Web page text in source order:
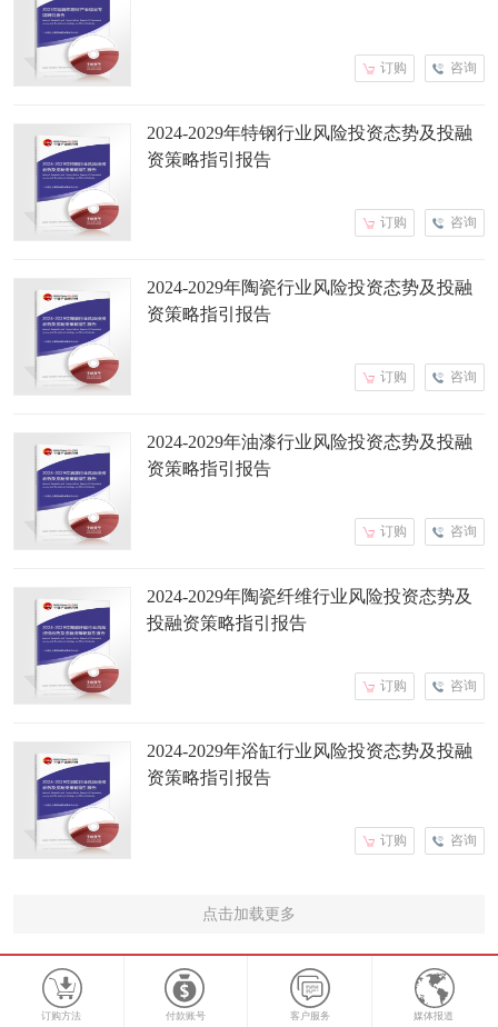
咨询
订购
2024-2029年特钢行业风险投资态势及投融
资策略指引报告
咨询
订购
2024-2029年陶瓷行业风险投资态势及投融
资策略指引报告
咨询
订购
2024-2029年油漆行业风险投资态势及投融
资策略指引报告
咨询
订购
2024-2029年陶瓷纤维行业风险投资态势及
投融资策略指引报告
咨询
订购
2024-2029年浴缸行业风险投资态势及投融
资策略指引报告
咨询
订购
点击加载更多
订购方法 付款账号 客户服务 媒体报道